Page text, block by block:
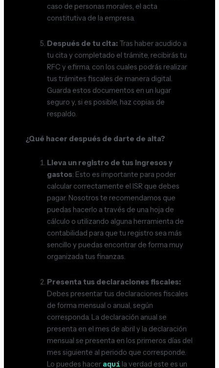
caso de personas morales, el acta
constitutiva de la empresa.
Después de tu cita: Tras haber acudido a
tu cita y completado el trámite, recibirás tu
RFC y e.firma, con los cuales podrás realizar
tus trámites fiscales de manera digital.
Guarda estos documentos en un lugar
seguro y, si es posible, haz copias de
respaldo.
¿Qué hacer después de darte de alta?
Lleva un registro de tus ingresos y
gastos: Esto es importante para poder
calcular correctamente el ISR que debes
pagar. Nosotros te recomendamos que
puedas hacerlo a través de una hoja de
cálculo o utilizando alguna herramienta de
contabilidad para que tu registro sea más
sencillo y puedas encontrar de forma muy
organizada tus finanzas.
Presenta tus declaraciones fiscales:
Debes presentar tus declaraciones fiscales
de forma mensual o anual, según
corresponda. La declaración anual se
presenta en el mes de abril y la declaración
mensual se presenta en los primeros días del
mes siguiente al periodo que corresponde.
Lo puedes hacer aquí la verdad este es un